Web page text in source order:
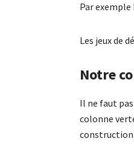
Par exemple
Les jeux de
Notre
Il ne faut
colonne